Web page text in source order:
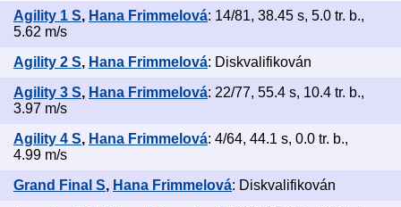
Agility 1 S, Hana Frimmelová: 14/81, 38.45 s, 5.0 tr. b.,
5.62 m/s
Agility 2 S, Hana Frimmelová: Diskvalifikován
Agility 3 S, Hana Frimmelová: 22/77, 55.4 s, 10.4 tr. b.,
3.97 m/s
Agility 4 S, Hana Frimmelová: 4/64, 44.1 s, 0.0 tr. b.,
4.99 m/s
Grand Final S, Hana Frimmelová: Diskvalifikován